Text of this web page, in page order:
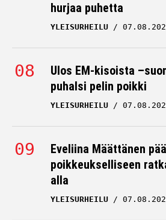
hurjaa puhetta
YLEISURHEILU
Ulos EM-kisoista
puhalsi pelin poikki
YLEISURHEILU
Eveliina Määttänen
poikkeukselliseen
alla
YLEISURHEILU